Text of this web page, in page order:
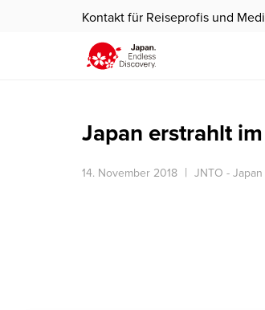
Kontakt für Reiseprofis und
Japan erstrahlt
14. November 2018 JNTO -